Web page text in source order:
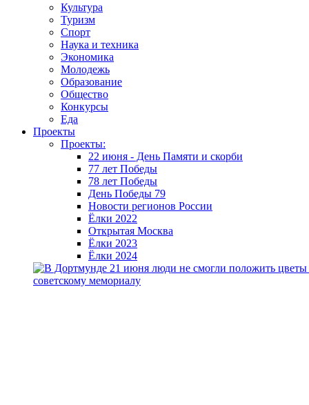
Культура
Туризм
Спорт
Наука и техника
Экономика
Молодежь
Образование
Общество
Конкурсы
Еда
Проекты
Проекты:
22 июня - День Памяти и скорби
77 лет Победы
78 лет Победы
День Победы 79
Новости регионов России
Ёлки 2022
Открытая Москва
Ёлки 2023
Ёлки 2024